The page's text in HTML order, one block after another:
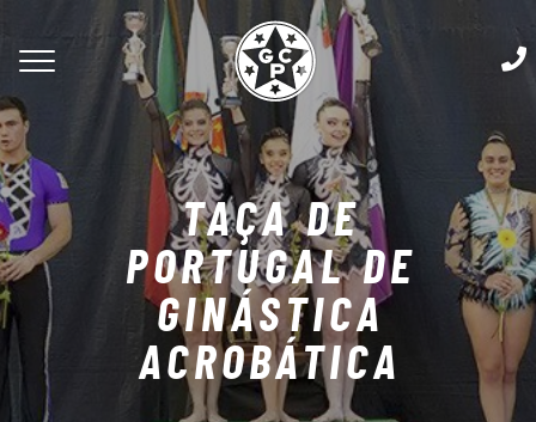
TAÇA DE
PORTUGAL DE
GINÁSTICA
ACROBÁTICA